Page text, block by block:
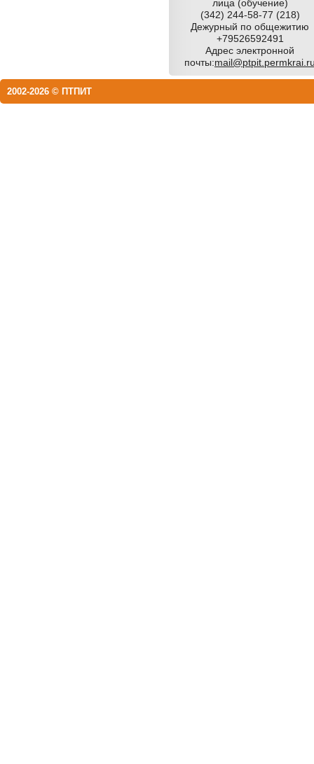
лица (обучение)
(342) 244-58-77 (218)
Дежурный по общежитию
+79526592491
Адрес электронной
почты:
2002-2026 © ПТПИТ